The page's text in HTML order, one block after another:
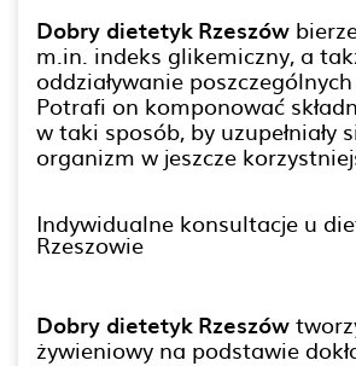
Dobry dietetyk Rzeszów
m.in. indeks glikemiczny, a
oddziaływanie
Potrafi on komponować
w taki sposób, by uzupełniały
organizm w jeszcze
Indywidualne konsultacje u
Rzeszowie
Dobry dietetyk Rzeszów
żywieniowy na podstawie